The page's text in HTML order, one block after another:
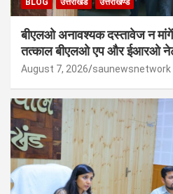
BLOG उत्तराखंड उत्तराखण्ड
बीएलओ अनावश्यक दस्तावेज न
तत्काल बीएलओ एप और ईआरओ
August 7, 2026 saunewsnetwork